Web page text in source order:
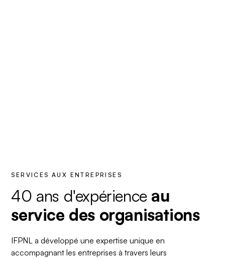
SERVICES AUX ENTREPRISES
40 ans d'expérience au
service des organisations
IFPNL a développé une expertise unique en
accompagnant les entreprises à travers leurs